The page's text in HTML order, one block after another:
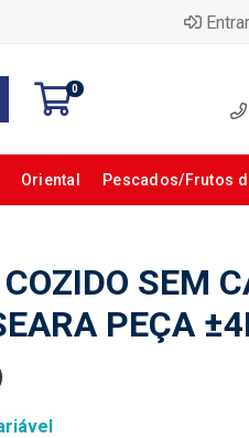
Entrar
0
Oriental Pescados/Frutos
SEM
PEÇA